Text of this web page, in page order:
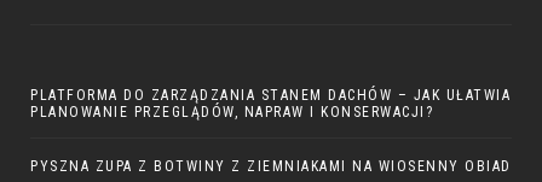
PLATFORMA DO ZARZĄDZANIA STANEM DACHÓW – JAK UŁATWIA
PLANOWANIE PRZEGLĄDÓW, NAPRAW I KONSERWACJI?
PYSZNA ZUPA Z BOTWINY Z ZIEMNIAKAMI NA WIOSENNY OBIAD